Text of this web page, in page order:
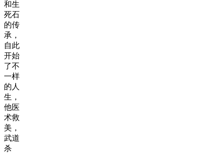
和生
死石
的传
承，
自此
开始
了不
一样
的人
生，
他医
术救
美，
武道
杀